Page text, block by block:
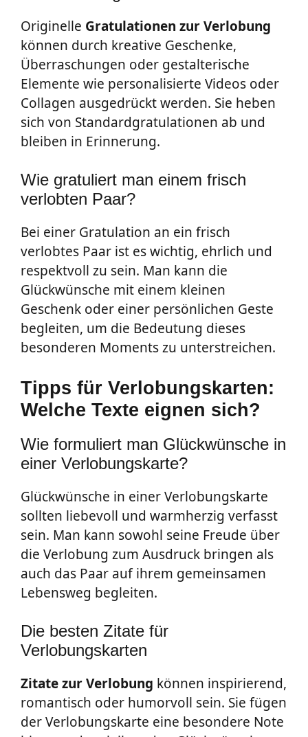
Originelle Gratulationen zur Verlobung
können durch kreative Geschenke,
Überraschungen oder gestalterische
Elemente wie personalisierte Videos oder
Collagen ausgedrückt werden. Sie heben
sich von Standardgratulationen ab und
bleiben in Erinnerung.
Wie gratuliert man einem frisch
verlobten Paar?
Bei einer Gratulation an ein frisch
verlobtes Paar ist es wichtig, ehrlich und
respektvoll zu sein. Man kann die
Glückwünsche mit einem kleinen
Geschenk oder einer persönlichen Geste
begleiten, um die Bedeutung dieses
besonderen Moments zu unterstreichen.
Tipps für Verlobungskarten:
Welche Texte eignen sich?
Wie formuliert man Glückwünsche in
einer Verlobungskarte?
Glückwünsche in einer Verlobungskarte
sollten liebevoll und warmherzig verfasst
sein. Man kann sowohl seine Freude über
die Verlobung zum Ausdruck bringen als
auch das Paar auf ihrem gemeinsamen
Lebensweg begleiten.
Die besten Zitate für
Verlobungskarten
ZitatezurVerlobung können inspirierend,
romantisch oder humorvoll sein. Sie fügen
der Verlobungskarte eine besondere Note